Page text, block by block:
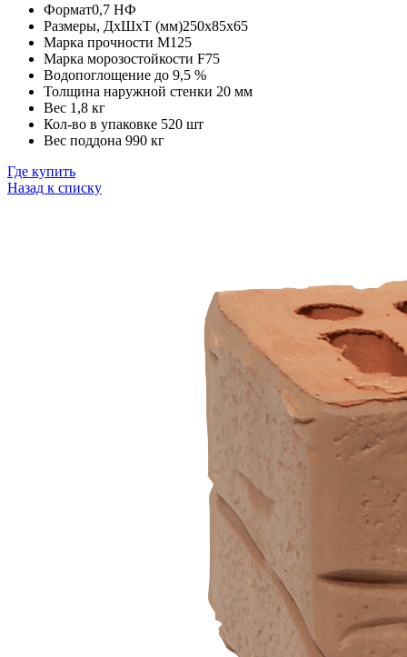
Формат0,7 НФ
Размеры, ДхШхТ (мм)250х85х65
Марка прочности М125
Марка морозостойкости F75
Водопоглощение до 9,5 %
Толщина наружной стенки 20 мм
Вес 1,8 кг
Кол-во в упаковке 520 шт
Вес поддона 990 кг
Где купить
Назад к списку